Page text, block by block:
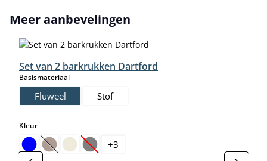
Productgalerij overslaan
Meer aanbevelingen
Set van 2 barkrukken Dartford
Basismateriaalselect
Fluweel Stof
Kleurselect
(Deze optie is momenteel niet beschikbaar.)
(Deze optie is momenteel niet beschikbaar.)
+3